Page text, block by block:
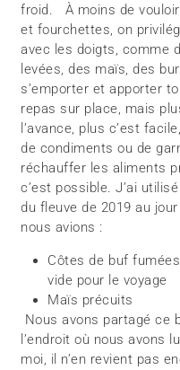
froid. À moins de
et fourchettes, on
avec les doigts, comme
levées, des maïs, des
s’emporter et apporter
repas sur place, mais
l’avance, plus c’est
de condiments ou de
réchauffer les aliments
c’est possible. J’ai
du fleuve de 2019 au
nous avions :
Côtes de buf
vide pour le voyage
Maïs précuits
Nous avons partagé ce
l’endroit où nous avons
moi, il n’en revient pas